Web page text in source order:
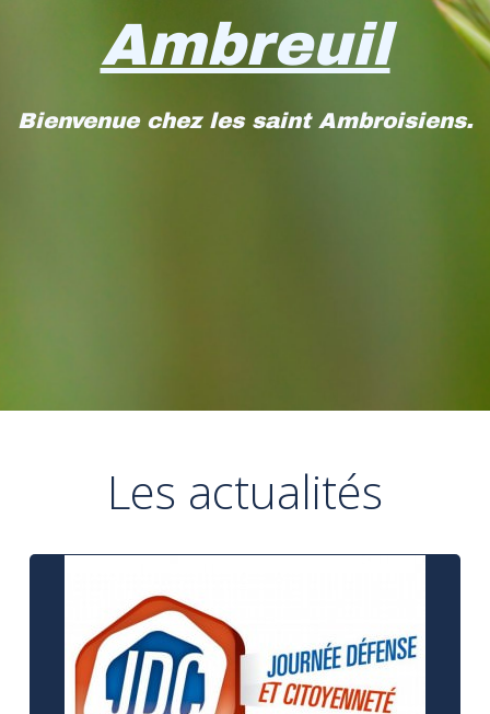
Ambreuil
Bienvenue chez les saint Ambroisiens.
Les actualités